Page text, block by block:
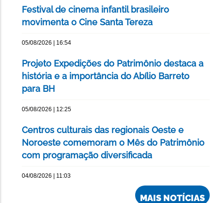
Festival de cinema infantil brasileiro
movimenta o Cine Santa Tereza
05/08/2026 | 16:54
Projeto Expedições do Patrimônio destaca a
história e a importância do Abílio Barreto
para BH
05/08/2026 | 12:25
Centros culturais das regionais Oeste e
Noroeste comemoram o Mês do Patrimônio
com programação diversificada
04/08/2026 | 11:03
MAIS NOTÍCIAS